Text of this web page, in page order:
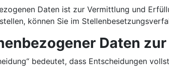
Daten ist zur Vermittlung und
können Sie im
Daten
bedeutet, dass Entscheidungen